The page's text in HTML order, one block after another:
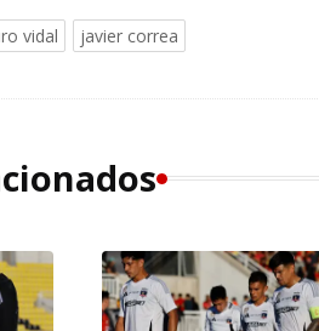
vidal javier correa